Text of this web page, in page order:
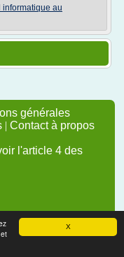
X
informatique au
générales
| Contact à propos
l'article 4 des